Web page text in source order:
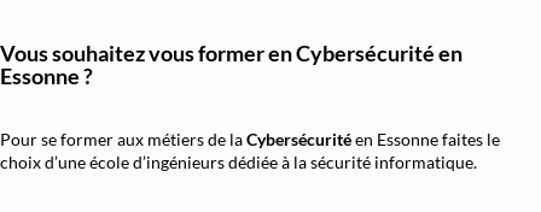
Supervision et Observabilité Réseau
Vous souhaitez vous former enCybersécurité en
Essonne ?
Pour se former aux métiers de laCybersécuritéen Essonne faites le
choix d’une école d’ingénieurs dédiée à la sécurité informatique.